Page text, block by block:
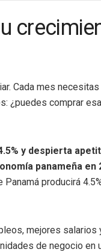
Cada mes
¿puedes comprar
y despierta
panameña en
producirá
mejores salarios
de negocio en